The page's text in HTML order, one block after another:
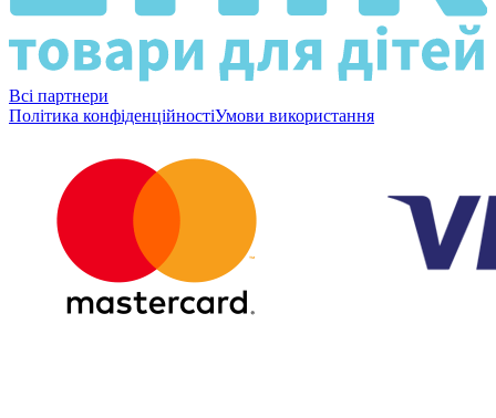
Всі партнери
Політика конфіденційностіУмови використання